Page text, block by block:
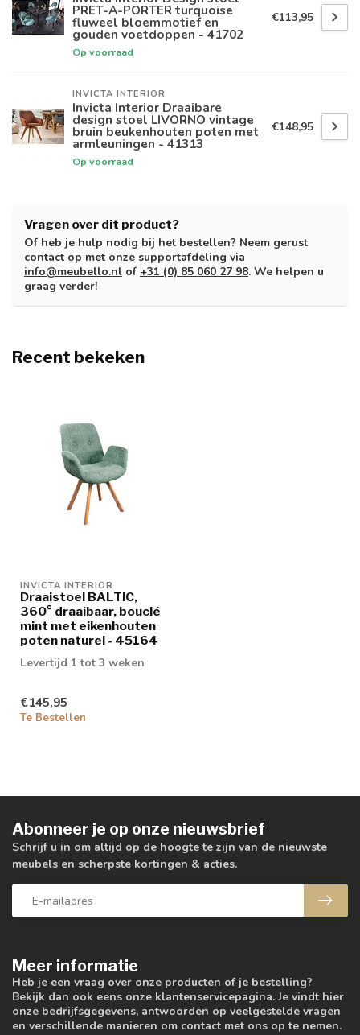
PRET-A-PORTER turquoise
fluweel bloemmotief en
gouden voetdoppen - 41702
Op voorraad
€113,95
INVICTA INTERIOR
Invicta Interior Draaibare
design stoel LIVORNO vintage
bruin beukenhouten poten met
armleuningen - 41313
Op voorraad
€148,95
Vragen over dit product?
Of heb je hulp nodig bij het bestellen? Neem gerust
contact op met onze supportafdeling via
info@meubello.nl of +31 (0) 85 060 27 98. We helpen u
graag verder!
Recent bekeken
INVICTA INTERIOR
Draaistoel BALTIC,
360° draaibaar, bouclé
mint met eikenhouten
poten naturel - 45164
Levertijd 1 tot 3 weken
€145,95
Te Bestellen
Meer informatie
Heb je een vraag over onze producten of je bestelling?
Bekijk dan ook eens onze klantenservicepagina. Je vindt hier
onze bedrijfsgegevens, antwoorden op veelgestelde vragen
en verschillende manieren om contact met ons op te nemen.
Abonneer je op onze nieuwsbrief
Schrijf u in om altijd op de hoogte te zijn van de nieuwste
meubels en scherpste kortingen & acties.